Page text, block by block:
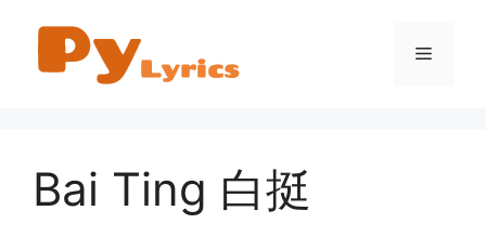
content
Menu
Bai Ting 白挺